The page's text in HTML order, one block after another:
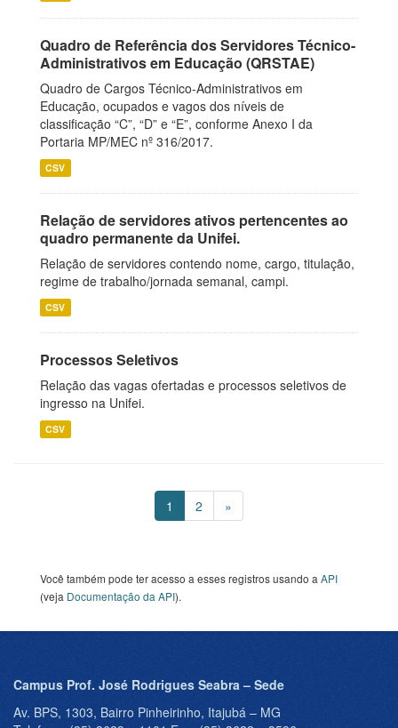
Quadro de Referência dos Servidores Técnico-
Administrativos em Educação (QRSTAE)
Quadro de Cargos Técnico-Administrativos em
Educação, ocupados e vagos dos níveis de
classificação “C”, “D” e “E”, conforme Anexo I da
Portaria MP/MEC nº 316/2017.
CSV
Relação de servidores ativos pertencentes ao
quadro permanente da Unifei.
Relação de servidores contendo nome, cargo, titulação,
regime de trabalho/jornada semanal, campi.
CSV
Processos Seletivos
Relação das vagas ofertadas e processos seletivos de
ingresso na Unifei.
CSV
1 2 »
Você também pode ter acesso a esses registros usando a API
(veja Documentação da API).
Campus Prof. José Rodrigues Seabra – Sede
Av. BPS, 1303, Bairro Pinheirinho, Itajubá – MG